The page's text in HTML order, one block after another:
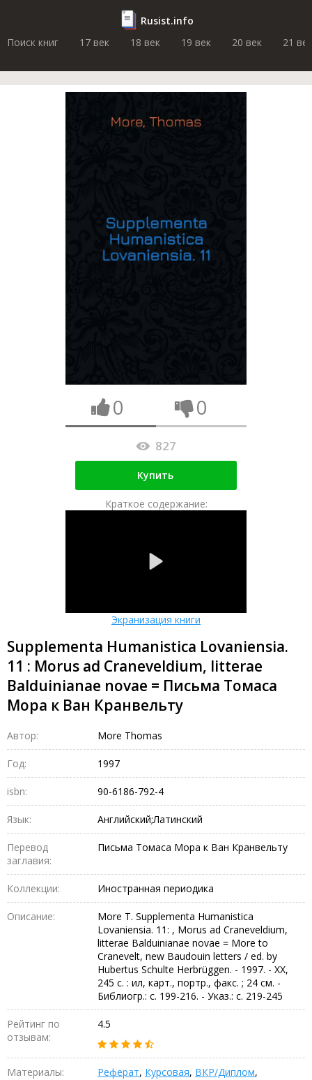
Rusist.info
Поиск книг
17 век 18 век 19 век 20 век 21 век
0 0
827
Купить
Краткое содержание:
Экранизация книги
Supplementa Humanistica Lovaniensia.
11 : Morus ad Craneveldium, litterae
Balduinianae novae = Письма Томаса
Мора к Ван Кранвельту
Автор: More Thomas
Год: 1997
isbn: 90-6186-792-4
Язык: Английский;Латинский
Перевод
заглавия:
Письма Томаса Мора к Ван Кранвельту
Коллекции: Иностранная периодика
Описание:
More T. Supplementa Humanistica
Lovaniensia. 11: , Morus ad Craneveldium,
litterae Balduinianae novae = More to
Cranevelt, new Baudouin letters / ed. by
Hubertus Schulte Herbrüggen. - 1997. - XX,
245 c. : ил, карт., портр., факс. ; 24 см. -
Библиогр.: с. 199-216. - Указ.: с. 219-245
Рейтинг по
отзывам:
4.5
Материалы: Реферат, Курсовая, ВКР/Диплом,